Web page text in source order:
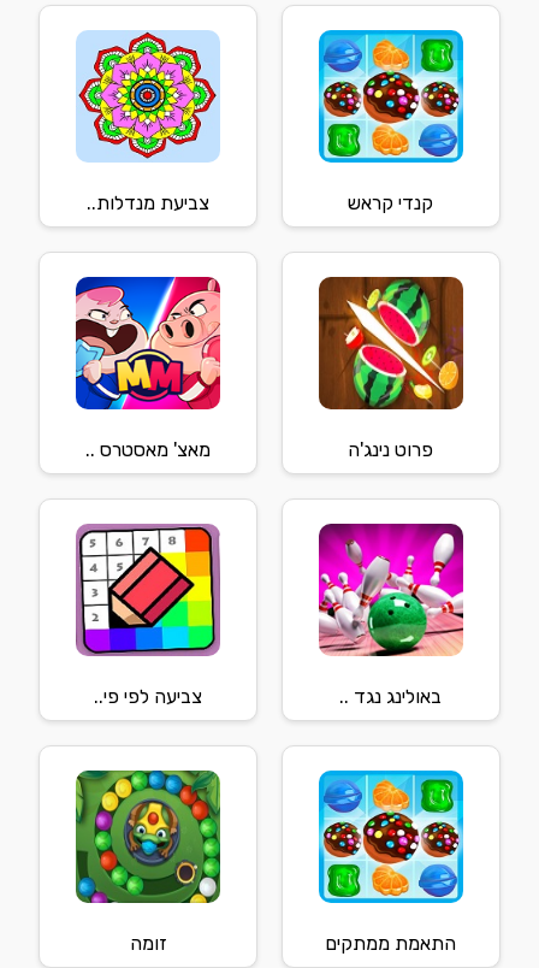
קנדי קראש צביעת מנדלות..
פרוט נינג'ה מאצ' מאסטרס ..
באולינג נגד .. צביעה לפי פי..
התאמת ממתקים זומה